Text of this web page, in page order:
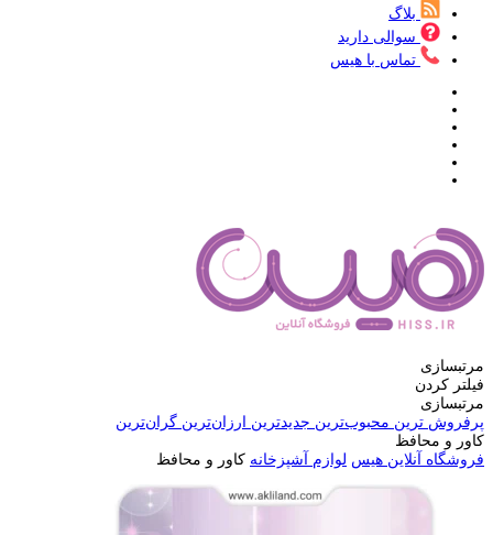
بلاگ
سوالی دارید
تماس با هیس
مرتبسازی
فیلتر کردن
مرتبسازی
پرفروش ترین محبوب‌ترین جدیدترین ارزان‌ترین گران‌ترین
کاور و محافظ
فروشگاه آنلاین هیس لوازم آشپزخانه کاور و محافظ